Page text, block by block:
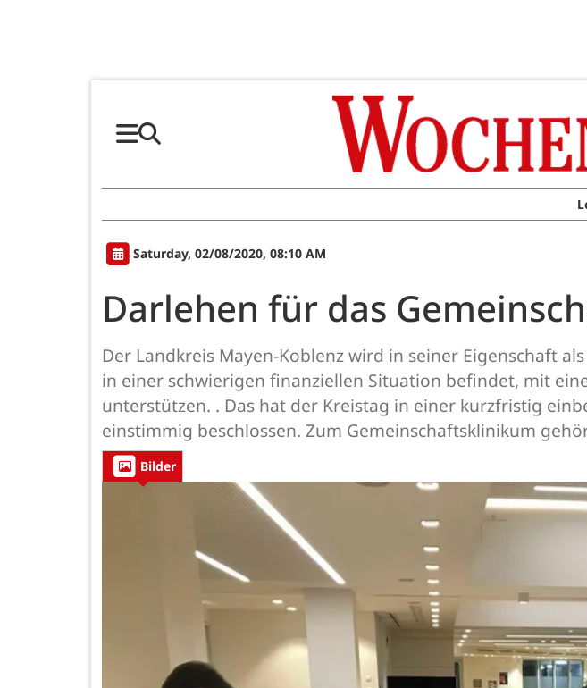
Saturday, 02/08/2020, 08:10 AM
Darlehen für das
Der Landkreis Mayen-Koblenz wird in seiner Eigenschaft
in einer schwierigen finanziellen Situation befindet, mit
unterstützen. . Das hat der Kreistag in einer kurzfristig
einstimmig beschlossen. Zum Gemeinschaftsklinikum
Bilder